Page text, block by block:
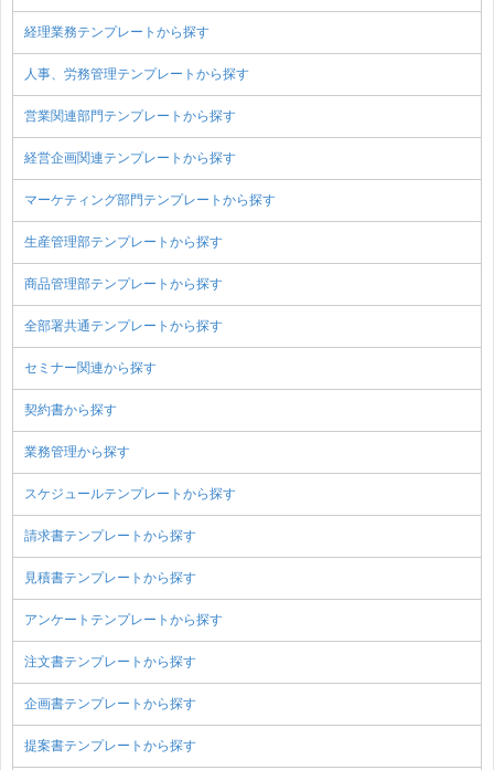
経理業務テンプレートから探す
人事、労務管理テンプレートから探す
営業関連部門テンプレートから探す
経営企画関連テンプレートから探す
マーケティング部門テンプレートから探す
生産管理部テンプレートから探す
商品管理部テンプレートから探す
全部署共通テンプレートから探す
セミナー関連から探す
契約書から探す
業務管理から探す
スケジュールテンプレートから探す
請求書テンプレートから探す
見積書テンプレートから探す
アンケートテンプレートから探す
注文書テンプレートから探す
企画書テンプレートから探す
提案書テンプレートから探す